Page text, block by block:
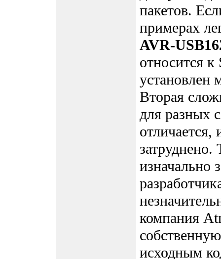
пакетов.
примерах
AVR-
относится
установлен
Вторая
для разных
отличается,
изначально
компания
исходным